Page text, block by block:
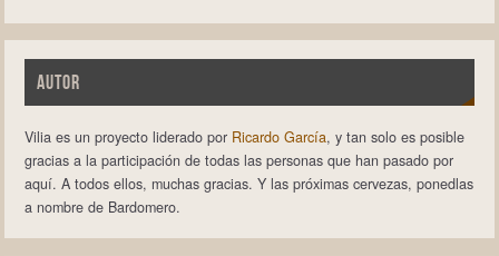
AUTOR
Vilia es un proyecto liderado por Ricardo García, y tan solo es posible
gracias a la participación de todas las personas que han pasado por
aquí. A todos ellos, muchas gracias. Y las próximas cervezas, ponedlas
a nombre de Bardomero.